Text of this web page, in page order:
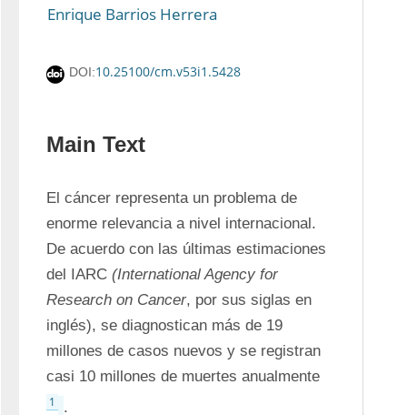
Enrique Barrios Herrera
DOI:10.25100/cm.v53i1.5428
Main Text
El cáncer representa un problema de
enorme relevancia a nivel internacional.
De acuerdo con las últimas estimaciones
del IARC (International Agency for
Research on Cancer, por sus siglas en
inglés), se diagnostican más de 19
millones de casos nuevos y se registran
1 .